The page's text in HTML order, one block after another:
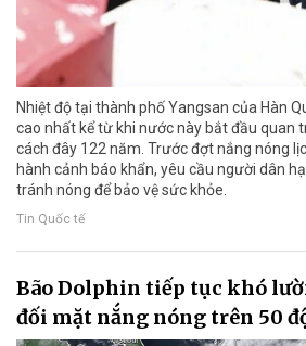
Nhiệt độ tại thành phố Yangsan của Hàn
cao nhất kể từ khi nước này bắt đầu quan
cách đây 122 năm. Trước đợt nắng nóng
hành cảnh báo khẩn, yêu cầu người dân
tránh nóng để bảo vệ sức khỏe.
Tin Quốc tế
Bão Dolphin tiếp tục khó
đối mặt nắng nóng trên 50